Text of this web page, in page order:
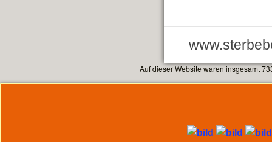
Auf dieser Website waren insgesamt